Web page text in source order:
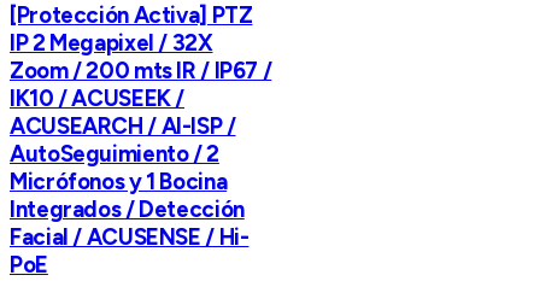
[Protección Activa] PTZ
IP 2 Megapixel / 32X
Zoom / 200 mts IR / IP67 /
IK10 / ACUSEEK /
ACUSEARCH / AI-ISP /
AutoSeguimiento / 2
Micrófonos y 1 Bocina
Integrados / Detección
Facial / ACUSENSE / Hi-
PoE